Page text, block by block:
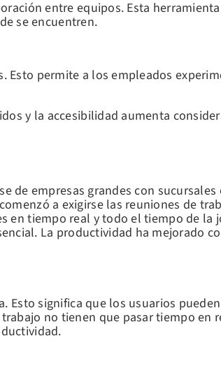
entre equipos. Esta
se encuentren.
permite a los empleados
y la accesibilidad aumenta
de empresas grandes con
a exigirse las reuniones de
en tiempo real y todo el tiempo de la
La productividad ha mejorado
significa que los usuarios
no tienen que pasar tiempo en